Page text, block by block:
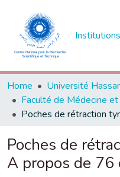
Institutions
Home
Poches de
A propos de 76